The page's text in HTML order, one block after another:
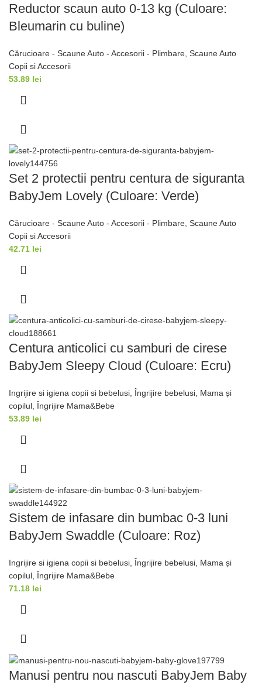
Reductor scaun auto 0-13 kg (Culoare:
Bleumarin cu buline)
Cărucioare - Scaune Auto - Accesorii - Plimbare Scaune Auto
Copii si Accesorii
53.89 lei
Set 2 protectii pentru centura de siguranta
BabyJem Lovely (Culoare: Verde)
Cărucioare - Scaune Auto - Accesorii - Plimbare Scaune Auto
Copii si Accesorii
42.71 lei
Centura anticolici cu samburi de cirese
BabyJem Sleepy Cloud (Culoare: Ecru)
Ingrijire si igiena copii si bebelusi Îngrijire bebelusi Mama și
copilul Îngrijire Mama&Bebe
53.89 lei
Sistem de infasare din bumbac 0-3 luni
BabyJem Swaddle (Culoare: Roz)
Ingrijire si igiena copii si bebelusi Îngrijire bebelusi Mama și
copilul Îngrijire Mama&Bebe
71.18 lei
Manusi pentru nou nascuti BabyJem Baby